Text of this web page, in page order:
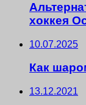
хоккея
10.07.2025
Как
13.12.2021